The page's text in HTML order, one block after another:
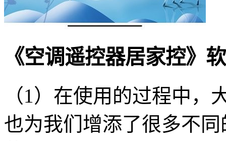
《空调遥控器居家控》
（1）在使用的过程中
也为我们增添了很多不